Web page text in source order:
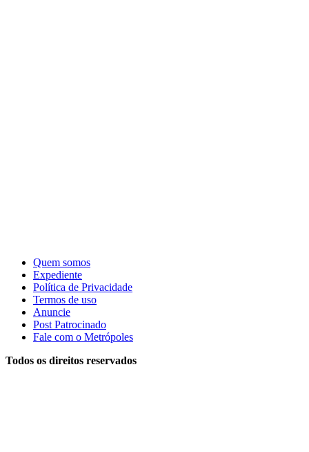
Quem somos
Expediente
Política de Privacidade
Termos de uso
Anuncie
Post Patrocinado
Fale com o Metrópoles
Todos os direitos reservados